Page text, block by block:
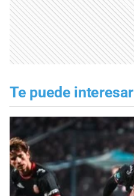
Te puede interesar